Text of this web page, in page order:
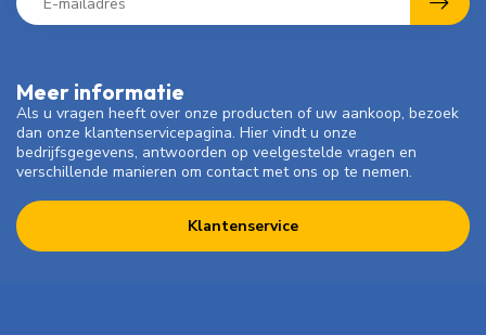
Meer informatie
Als u vragen heeft over onze producten of uw aankoop, bezoek
dan onze klantenservicepagina. Hier vindt u onze
bedrijfsgegevens, antwoorden op veelgestelde vragen en
verschillende manieren om contact met ons op te nemen.
Klantenservice